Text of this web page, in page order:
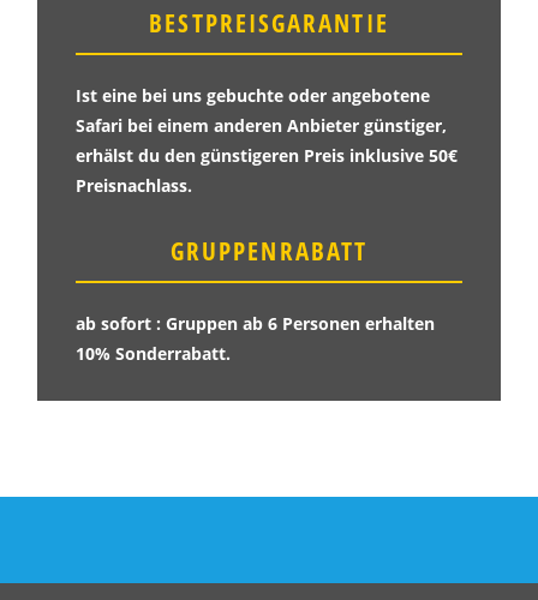
BESTPREISGARANTIE
Ist eine bei uns gebuchte oder angebotene
Safari bei einem anderen Anbieter günstiger,
erhälst du den günstigeren Preis inklusive 50€
Preisnachlass.
GRUPPENRABATT
ab sofort : Gruppen ab 6 Personen erhalten
10% Sonderrabatt.